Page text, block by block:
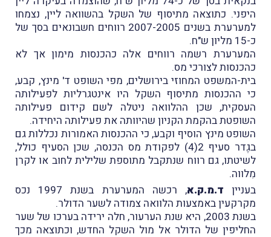
היפני. כתוצאה מתיסוף של השקל בהשוואה ליין, נצמחו
למערערת בשנים 2007-2005 רווחים חשבונאים בסך של
כ-15 מליון ש"ח.
המערערת רשמה רווחים אלה כהכנסות מימון אך לא
כהכנסות לצורכי מס.
בית-המשפט המחוזי בירושלים, מפי השופט ד' מינץ, קבע,
כי ההכנסות מתיסוף השקל היו אינטגרליות לפעילותה
העסקית, שכן ההלוואה ניטלה לשם קידום פעילותה
השופטת בהקמת הקניון שהיוותה את פעילותה היחידה.
השופט מינץ הוסיף וקבע, כי ההכנסות האמורות נכללות גם
בגֶדר סעיף 2(4) לפקודת מס הכנסה, שכן הסעיף כולל,
לשיטתו, גם רווח שנתקבל מתוספת שלילית לחוב או לקרן
מִלווה.
בעניין ד.מ.ק.א
, רכשה המערערת בשנת 1997 נכס
מקרקעין באמצעות הלוואה צמודה לשער הדולר.
בשנת 2003, היא שנת הערעור, חלה ירידה בערכו של שער
החליפין של הדולר אל מול השקל החדש, וכתוצאה מכך